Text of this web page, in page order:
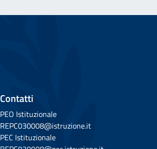
Contatti
PEO Istituzionale
REPC030008@istruzione.it
PEC Istituzionale